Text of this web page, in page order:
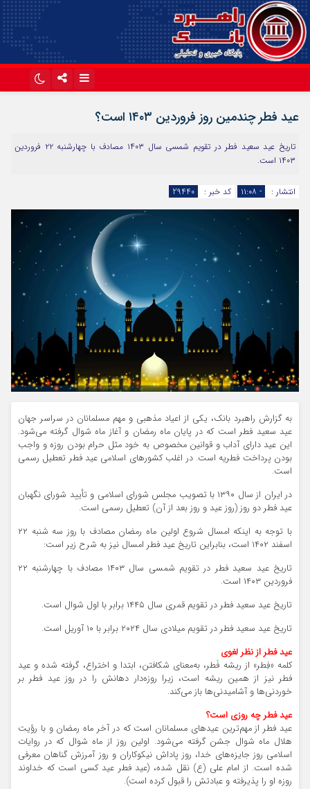
عید فطر چندمین روز فروردین ۱۴۰۳ است؟
تاریخ عید سعید فطر در تقویم شمسی سال ۱۴۰۳ مصادف با چهارشنبه ۲۲ فروردین
۱۴۰۳ است.
انتشار : - ۱۱:۰۸ کد خبر : 29440
به گزارش راهبرد بانک، یکی از اعیاد مذهبی و مهم مسلمانان در سراسر جهان
عید سعید فطر است که در پایان ماه رمضان و آغاز ماه شوال گرفته می‌شود.
این عید دارای آداب و قوانین مخصوص به خود مثل حرام بودن روزه و واجب
بودن پرداخت فطریه است. در اغلب کشورهای اسلامی عید فطر تعطیل رسمی
است.
در ایران از سال ۱۳۹۰ با تصویب مجلس شورای اسلامی و تأیید شورای نگهبان
عید فطر دو روز (روز عید و روز بعد از آن) تعطیل رسمی است.
با توجه به اینکه امسال شروع اولین ماه رمضان مصادف با روز سه شنبه ۲۲
اسفند ۱۴۰۲ است، بنابراین تاریخ عید فطر امسال نیز به شرح زیر است:
تاریخ عید سعید فطر در تقویم شمسی سال ۱۴۰۳ مصادف با چهارشنبه ۲۲
فروردین ۱۴۰۳ است.
تاریخ عید سعید فطر در تقویم قمری سال ۱۴۴۵ برابر با اول شوال است.
تاریخ عید سعید فطر در تقویم میلادی سال ۲۰۲۴ برابر با ۱۰ آوریل است.
عید فطر از نظر لغوی
کلمه «فِطر» از ریشه فَطر، به‌معنای شکافتن، ابتدا و اختراع، گرفته شده و عید
فطر نیز از همین ریشه است، زیرا روزه‌دار دهانش را در روز عید فطر بر
خوردنی‌ها و آشامیدنی‌ها باز می‌کند.
عید فطر چه روزی است؟
عید فطر از مهم‌ترین عیدهای مسلمانان است که در آخر ماه رمضان و با رؤیت
هلال ماه شوال جشن گرفته می‌شود. اولین روز از ماه شوال که در روایات
اسلامی روز جایزه‌های خدا، روز پاداش نیکوکاران و روز آمرزش گناهان معرفی
شده است. از امام علی (ع) نقل شده، (عید فطر عید کسی است که خداوند
روزه او را پذیرفته و عبادتش را قبول کرده است).